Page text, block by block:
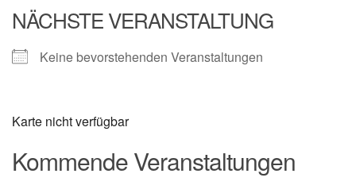
NÄCHSTE VERANSTALTUNG
Keine bevorstehenden Veranstaltungen
Karte nicht verfügbar
Kommende Veranstaltungen